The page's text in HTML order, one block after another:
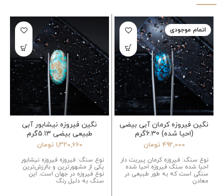
اتمام موجودی
نگین فیروزه کرمان آبی بیضی
(احیا شده) 6.30گرم
492,000 تومان
نوع سنگ: فیروزه کرمان پیریت دار
احیا شده سنگ فیروزه احیا شده
سنگی است که به طور طبیعی در
معادن
نگین فیروزه نیشابور آبی
طبیعی بیضی 5.13گرم
1,320,660 تومان
نوع سنگ: فیروزه فیروزه نیشابور
یکی از مشهورترین و باارزش‌ترین
نوع فیروزه در جهان است. این
سنگ به دلیل رنگ